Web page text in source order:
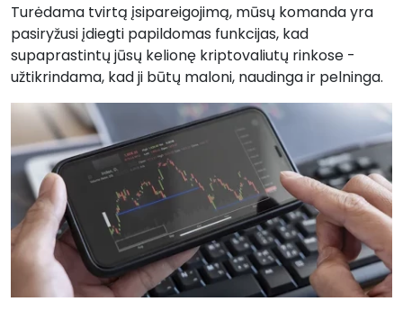
Turėdama tvirtą įsipareigojimą, mūsų komanda yra
pasiryžusi įdiegti papildomas funkcijas, kad
supaprastintų jūsų kelionę kriptovaliutų rinkose -
užtikrindama, kad ji būtų maloni, naudinga ir pelninga.